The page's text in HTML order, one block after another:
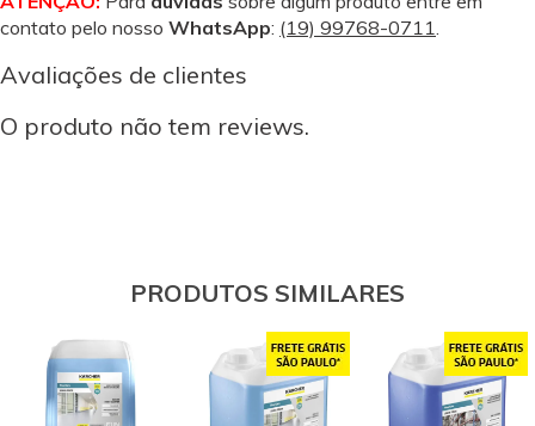
contato pelo nosso WhatsApp: (19) 99768-0711
Avaliações de clientes
O produto não tem reviews.
PRODUTOS SIMILARES